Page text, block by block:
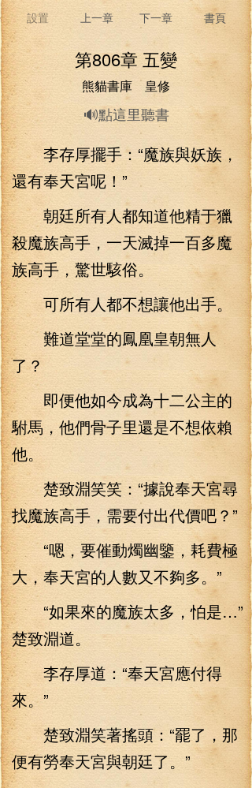
設置 上一章 下一章 書頁
第806章 五變
熊貓書庫 皇修
🔊點這里聽書
李存厚擺手：“魔族與妖族，
還有奉天宮呢！”
朝廷所有人都知道他精于獵
殺魔族高手，一天滅掉一百多魔
族高手，驚世駭俗。
可所有人都不想讓他出手。
難道堂堂的鳳凰皇朝無人
了？
即便他如今成為十二公主的
駙馬，他們骨子里還是不想依賴
他。
楚致淵笑笑：“據說奉天宮尋
找魔族高手，需要付出代價吧？”
“嗯，要催動燭幽鑒，耗費極
大，奉天宮的人數又不夠多。”
“如果來的魔族太多，怕是…”
楚致淵道。
李存厚道：“奉天宮應付得
來。”
楚致淵笑著搖頭：“罷了，那
便有勞奉天宮與朝廷了。”